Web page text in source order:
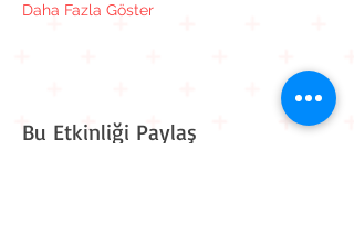
Daha Fazla Göster
Bu Etkinliği Paylaş